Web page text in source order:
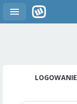
LOGOWANIE